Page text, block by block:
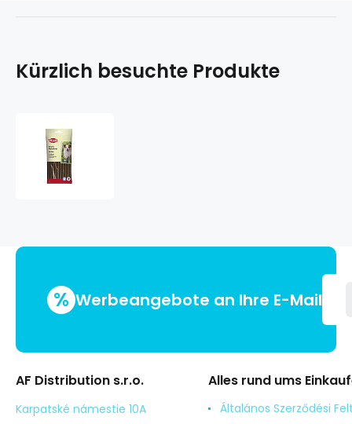
Kürzlich besuchte Produkte
% Werbeangebote an Ihre E-Mail
AF Distribution s.r.o.
Karpatské námestie 10A
Alles rund ums
Általános Szerződési